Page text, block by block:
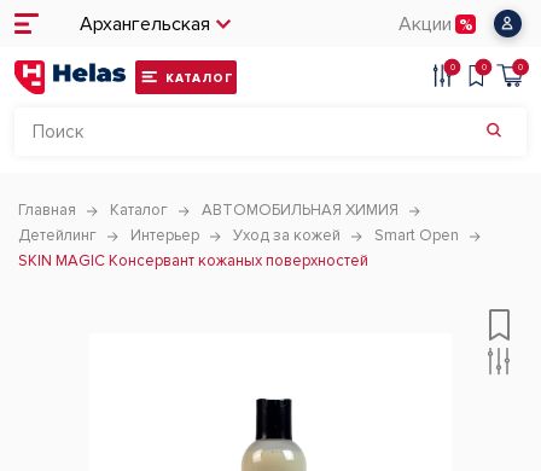
Архангельская Акции
КАТАЛОГ
0 0 0
Главная Каталог
АВТОМОБИЛЬНАЯ ХИМИЯ
Детейлинг
Интерьер Уход за кожей
Smart Open
SKIN MAGIC Консервант кожаных поверхностей